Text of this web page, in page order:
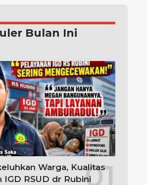
Bulan Ini
Warga, Kualitas
IGD RSUD dr Rubini